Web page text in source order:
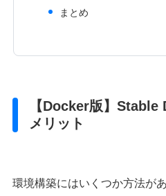
まとめ
【Docker版】
メリット
環境構築にはいくつか方法が